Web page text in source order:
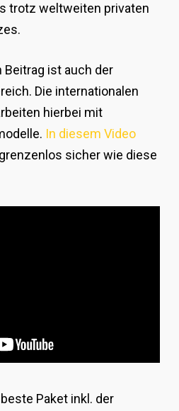
trotz weltweiten privaten
ist auch der
Die internationalen
hierbei mit
In diesem Video
sicher wie diese
Paket inkl. der